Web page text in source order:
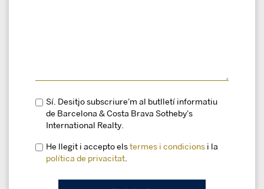
Sí. Desitjo subscriure'm al butlletí informatiu
de Barcelona & Costa Brava Sotheby's
International Realty.
He llegit i accepto els termes i condicions i la
política de privacitat